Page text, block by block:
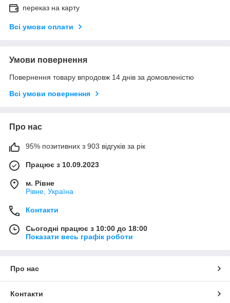
переказ на карту
Всі умови оплати
Умови повернення
Повернення товару впродовж 14 днів за домовленістю
Всі умови повернення
Про нас
95% позитивних з 903 відгуків за рік
Працює з 10.09.2023
м. Рівне
Рівне, Україна
Контакти
Сьогодні працює з 10:00 до 18:00
Показати весь графік роботи
Про нас
Контакти